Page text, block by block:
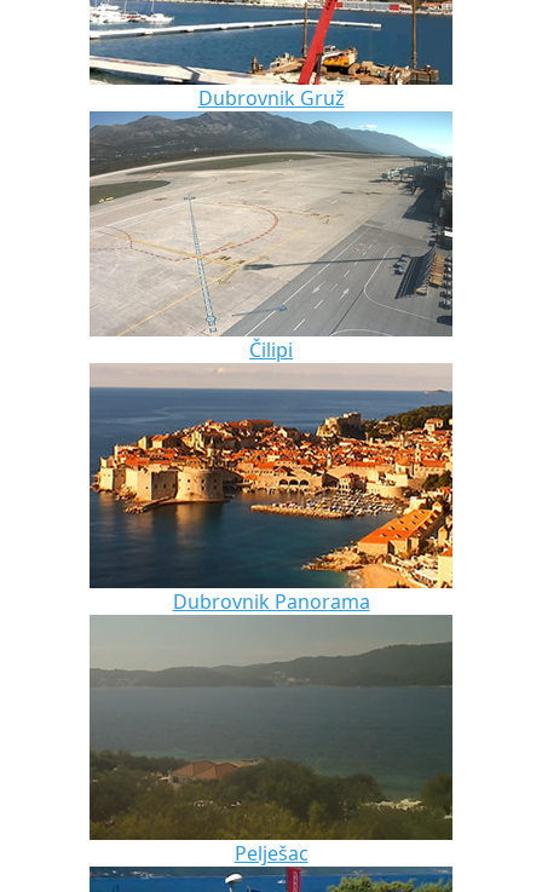
Dubrovnik Gruž
Čilipi
Dubrovnik Panorama
Pelješac